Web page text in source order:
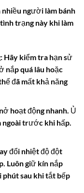
người làm bánh
trạng này khi làm
Hãy kiểm tra hạn sử
nắp quá lâu hoặc
đã mất khả năng
hoạt động nhanh. Ủ
trước khi hấp.
đổi nhiệt độ đột
Luôn giữ kín nắp
sau khi tắt bếp